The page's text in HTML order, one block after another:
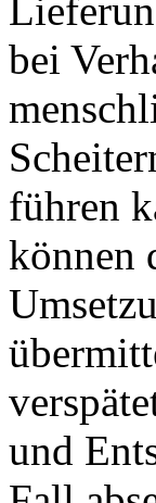
bei
führen
können
und